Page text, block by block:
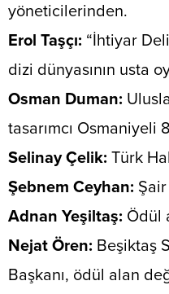
yöneticilerinden.
​Erol Taşçı: “İhtiyar
dizi dünyasının usta
​Osman Duman:
tasarımcı Osmaniyeli
​Selinay Çelik: Türk
​Şebnem Ceyhan:
​Adnan Yeşiltaş: Ödül
​Nejat Ören: Beşiktaş
Başkanı, ödül alan